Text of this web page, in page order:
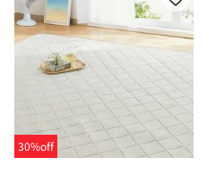
30%off